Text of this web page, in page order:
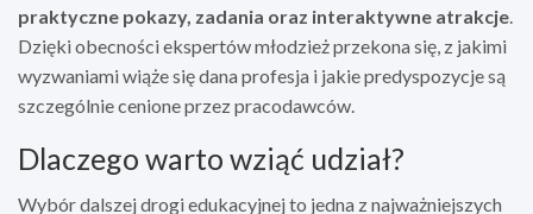
praktyczne pokazy, zadania oraz interaktywne atrakcje.
Dzięki obecności ekspertów młodzież przekona się, z jakimi
wyzwaniami wiąże się dana profesja i jakie predyspozycje są
szczególnie cenione przez pracodawców.
Dlaczego warto wziąć udział?
Wybór dalszej drogi edukacyjnej to jedna z najważniejszych